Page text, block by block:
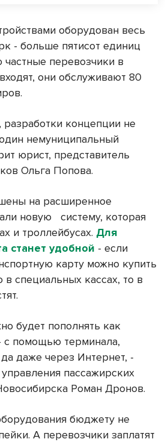
оборудован весь
- больше пятисот единиц
частные перевозчики в
они обслуживают 80
разработки концепции не
немуниципальный
юрист, представитель
Ольга Попова.
на расширенное
новую
систему, которая
и троллейбусах. Для
станет удобной - если
карту можно купить
в специальных кассах, то в
будет пополнять как
с помощью терминала,
даже через Интернет, -
пассажирских
Роман Дронов.
бюджету не
А перевозчики заплатят